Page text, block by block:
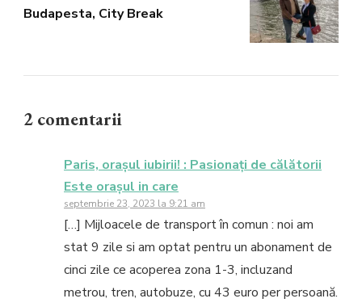
Budapesta, City Break
2 comentarii
Paris, oraşul iubirii! : Pasionați de călătorii
Este oraşul in care
septembrie 23, 2023 la 9:21 am
[…] Mijloacele de transport în comun : noi am
stat 9 zile si am optat pentru un abonament de
cinci zile ce acoperea zona 1-3, incluzand
metrou, tren, autobuze, cu 43 euro per persoană.